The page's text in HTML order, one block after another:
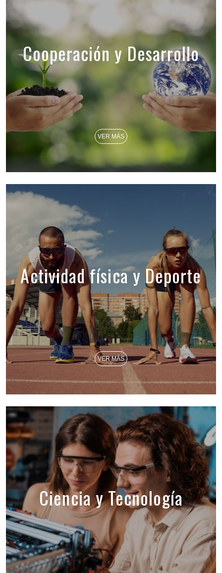
Cooperación y Desarrollo
VER MÁS
Actividad física y Deporte
VER MÁS
Ciencia y Tecnología